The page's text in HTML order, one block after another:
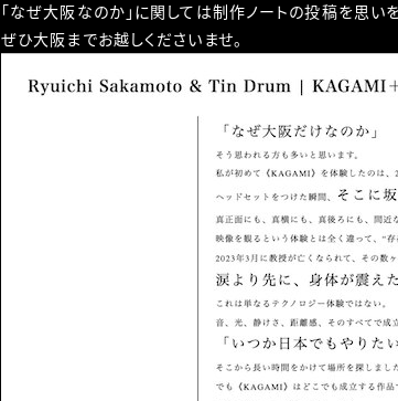
「なぜ大阪なのか」に関しては制作ノートの投稿を思い
ぜひ大阪までお越しくださいませ。